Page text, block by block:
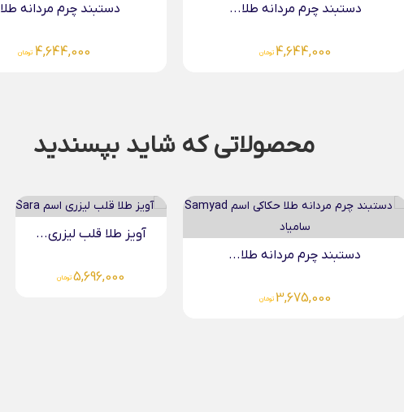
دستبند چرم مردانه طلا...
4,644,000 تومان
دستبند چرم مردانه
4,267,000 تومان
محصولاتی که شاید بپسندید
آویز طلا قلب لیزری... آویز طلا سام
5,487,000 تومان